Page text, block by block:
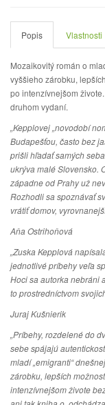
Popis Vlastnosti
Mozaikovitý román o
vyššieho zárobku,
po intenzívnejšom
druhom vydaní.
„Kepplovej „novodobí
Budapešťou, často bez
prišli hľadať samých
ukrýva malé Slovensko.
západne od Prahy už
Rozhodli sa spoznávať
vrátiť domov,
Aňa Ostrihoňová
„Zuska Kepplová
jednotlivé príbehy veľa
Hoci sa autorka nebráni
to prostredníctvom
Juraj Kušnierik
„Príbehy, rozdelené do
sebe spájajú
mladí „emigranti“
zárobku, lepších
intenzívnejšom živote